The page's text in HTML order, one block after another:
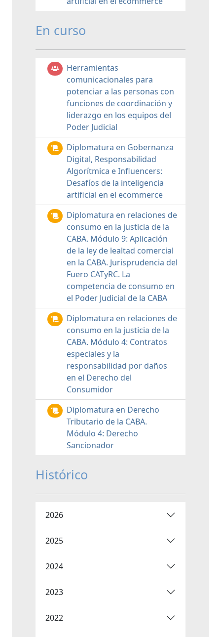
En curso
Herramientas
comunicacionales para
potenciar a las personas con
funciones de coordinación y
liderazgo en los equipos del
Poder Judicial
Diplomatura en Gobernanza
Digital, Responsabilidad
Algorítmica e Influencers:
Desafíos de la inteligencia
artificial en el ecommerce
Diplomatura en relaciones de
consumo en la justicia de la
CABA. Módulo 9: Aplicación
de la ley de lealtad comercial
en la CABA. Jurisprudencia del
Fuero CATyRC. La
competencia de consumo en
el Poder Judicial de la CABA
Diplomatura en relaciones de
consumo en la justicia de la
CABA. Módulo 4: Contratos
especiales y la
responsabilidad por daños
en el Derecho del
Consumidor
Diplomatura en Derecho
Tributario de la CABA.
Módulo 4: Derecho
Sancionador
Histórico
2026
2025
2024
2023
2022